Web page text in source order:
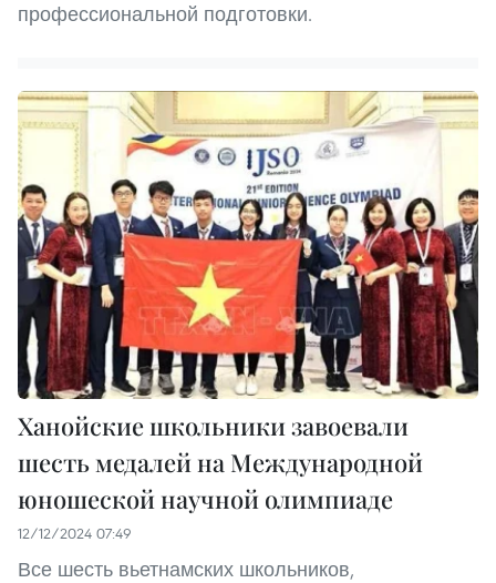
профессиональной подготовки.
Ханойские школьники завоевали
шесть медалей на Международной
юношеской научной олимпиаде
12/12/2024 07:49
Все шесть вьетнамских школьников,